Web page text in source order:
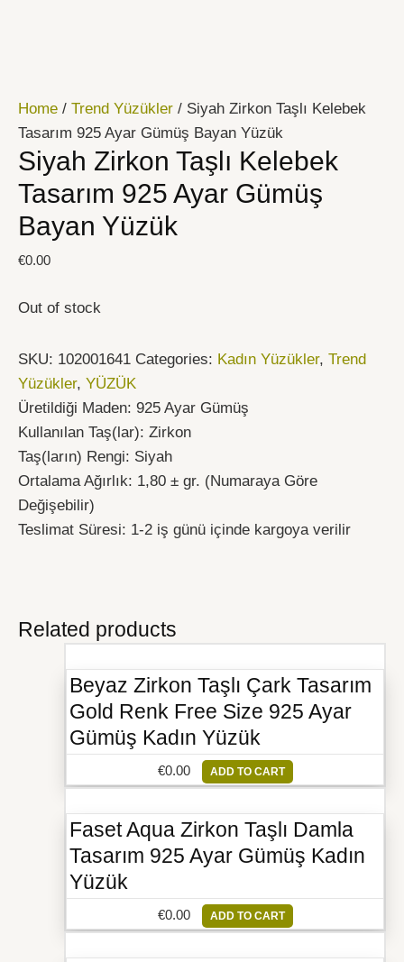
Home / Trend Yüzükler / Siyah Zirkon Taşlı Kelebek
Tasarım 925 Ayar Gümüş Bayan Yüzük
Siyah Zirkon Taşlı Kelebek
Tasarım 925 Ayar Gümüş
Bayan Yüzük
€0.00
Out of stock
SKU: 102001641 Categories: Kadın Yüzükler, Trend
Yüzükler, YÜZÜK
Üretildiği Maden: 925 Ayar Gümüş
Kullanılan Taş(lar): Zirkon
Taş(ların) Rengi: Siyah
Ortalama Ağırlık: 1,80 ± gr. (Numaraya Göre
Değişebilir)
Teslimat Süresi: 1-2 iş günü içinde kargoya verilir
Related products
Beyaz Zirkon Taşlı Çark Tasarım
Gold Renk Free Size 925 Ayar
Gümüş Kadın Yüzük
€0.00 ADD TO CART
Faset Aqua Zirkon Taşlı Damla
Tasarım 925 Ayar Gümüş Kadın
Yüzük
€0.00 ADD TO CART